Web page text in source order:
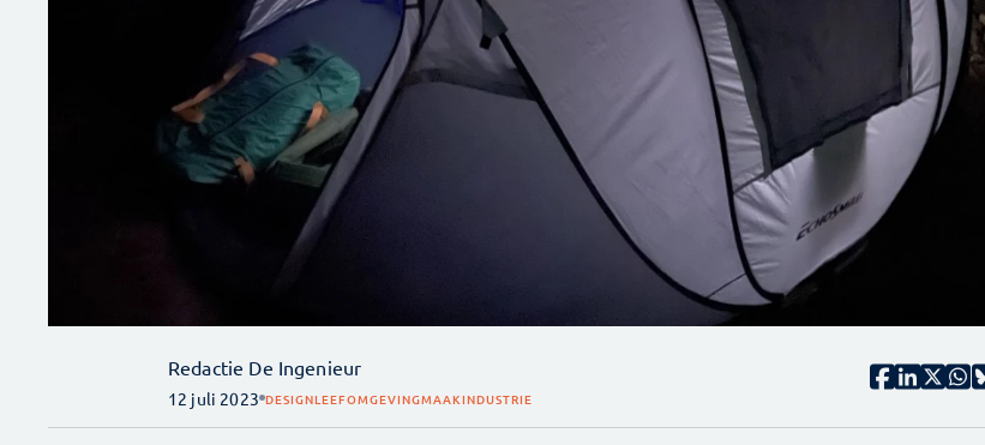
Redactie De Ingenieur
12 juli 2023 DESIGNLEEFOMGEVINGMAAKINDUSTRIE